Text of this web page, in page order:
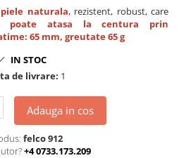
piele naturala, rezistent, robust, care
poate atasa la centura prin
65 mm, greutate 65 g
IN STOC
de livrare: 1
Adauga in cos
felco 912
+4 0733.173.209